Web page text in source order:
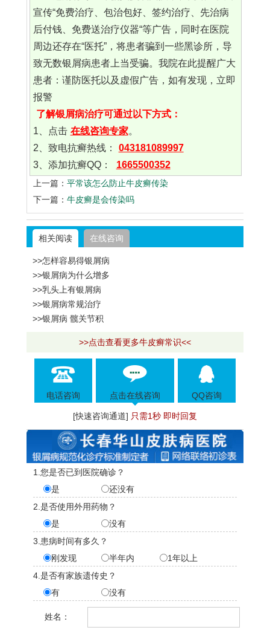
宣传“免费治疗、包治包好、签约治疗、先治病
后付钱、免费送治疗仪器“等广告，同时在医院
周边还存在“医托”，将患者骗到一些黑诊所，导
致无数银屑病患者上当受骗。我院在此提醒广大
患者：谨防医托以及虚假广告，如有发现，立即
报警
了解银屑病治疗可通过以下方式：
1、点击 在线咨询专家。
2、致电抗癣热线：
043181089997
3、添加抗癣QQ：
1665500352
上一篇： 平常该怎么防止牛皮癣传染
下一篇： 牛皮癣是会传染吗
相关阅读 在线咨询
>>怎样容易得银屑病
>>银屑病为什么增多
>>乳头上有银屑病
>>银屑病常规治疗
>>银屑病 髋关节积
>>点击查看更多牛皮癣常识<<
电话咨询 点击在线咨询 QQ咨询
[快速咨询通道] 只需1秒 即时回复
1.您是否已到医院确诊？
是
还没有
2.是否使用外用药物？
是
没有
3.患病时间有多久？
刚发现
半年内
1年以上
4.是否有家族遗传史？
有
没有
姓名：